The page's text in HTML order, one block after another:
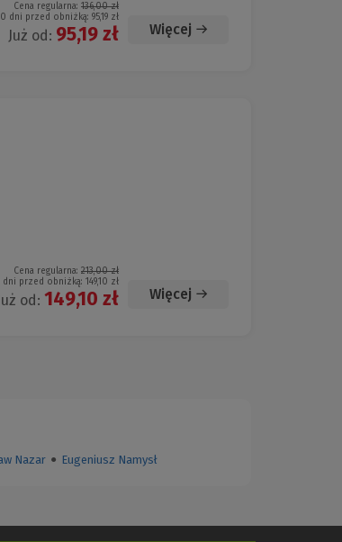
Cena regularna: 136,00 zł
dni przed obniżką: 95,19 zł
Już od: 95,19 zł Więcej
Cena regularna: 213,00 zł
dni przed obniżką: 149,10 zł
od: 149,10 zł Więcej
Nazar ● Eugeniusz Namysł